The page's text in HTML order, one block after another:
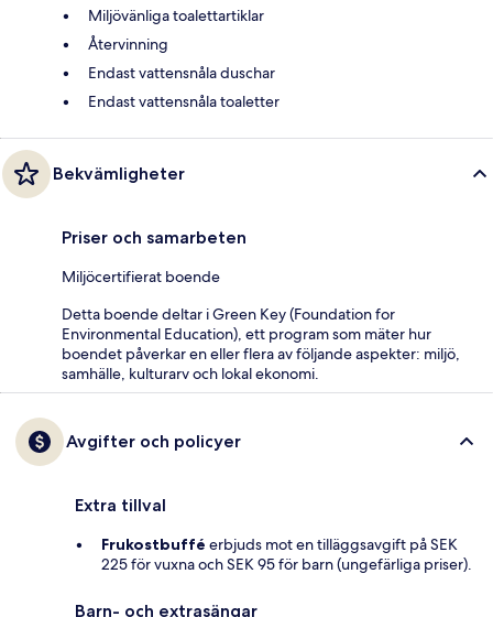
Miljövänliga toalettartiklar
Återvinning
Endast vattensnåla duschar
Endast vattensnåla toaletter
Bekvämligheter
Priser och samarbeten
Miljöcertifierat boende
Detta boende deltar i Green Key (Foundation for
Environmental Education), ett program som mäter hur
boendet påverkar en eller flera av följande aspekter: miljö,
samhälle, kulturarv och lokal ekonomi.
Avgifter och policyer
Extra tillval
Frukostbuffé erbjuds mot en tilläggsavgift på SEK
225 för vuxna och SEK 95 för barn (ungefärliga priser).
Barn- och extrasängar